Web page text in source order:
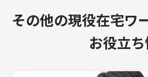
その他の現役在宅ワ
お役立